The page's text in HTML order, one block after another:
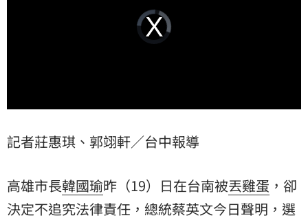
Video
Player
loading.
記者莊惠琪、郭翊軒／台中報導
高雄市長韓國瑜昨（19）日在台南被丟雞蛋 ，卻
決定不追究法律責任，總統蔡英文今日聲明，選